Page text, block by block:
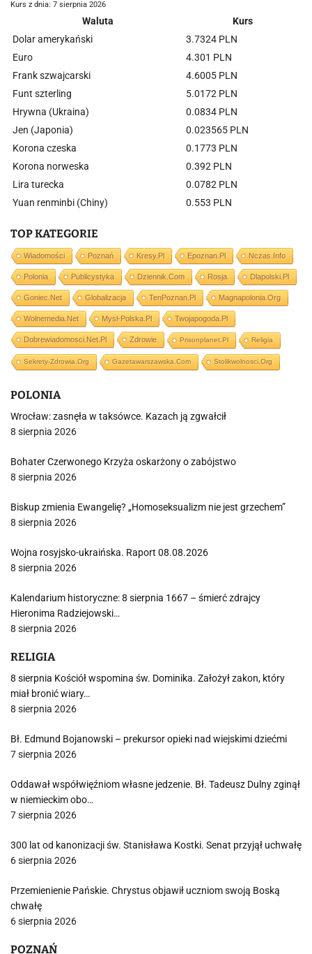
Kurs z dnia: 7 sierpnia 2026
Waluta
Kurs
Dolar amerykański
3.7324 PLN
Euro
4.301 PLN
Frank szwajcarski
4.6005 PLN
Funt szterling
5.0172 PLN
Hrywna (Ukraina)
0.0834 PLN
Jen (Japonia)
0.023565 PLN
Korona czeska
0.1773 PLN
Korona norweska
0.392 PLN
Lira turecka
0.0782 PLN
Yuan renminbi (Chiny)
0.553 PLN
TOP KATEGORIE
Wiadomości Poznań Kresy.pl Epoznan.pl Nczas.info
Polonia Publicystyka Dziennik.com Rosja Dlapolski.pl
Goniec.net Globalizacja TenPoznan.pl Magnapolonia.org
Wolnemedia.net Mysl-Polska.pl Twojapogoda.pl
Dobrewiadomosci.net.pl Zdrowie Prisonplanet.pl Religia
Sekrety-Zdrowia.org Gazetawarszawska.com Stolikwolnosci.org
POLONIA
Wrocław: zasnęła w taksówce. Kazach ją zgwałcił
8 sierpnia 2026
Bohater Czerwonego Krzyża oskarżony o zabójstwo
8 sierpnia 2026
Biskup zmienia Ewangelię? „Homoseksualizm nie jest grzechem”
8 sierpnia 2026
Wojna rosyjsko-ukraińska. Raport 08.08.2026
8 sierpnia 2026
Kalendarium historyczne: 8 sierpnia 1667 – śmierć zdrajcy
Hieronima Radziejowski…
8 sierpnia 2026
RELIGIA
8 sierpnia Kościół wspomina św. Dominika. Założył zakon, który
miał bronić wiary…
8 sierpnia 2026
Bł. Edmund Bojanowski – prekursor opieki nad wiejskimi dziećmi
7 sierpnia 2026
Oddawał współwięźniom własne jedzenie. Bł. Tadeusz Dulny zginął
w niemieckim obo…
7 sierpnia 2026
300 lat od kanonizacji św. Stanisława Kostki. Senat przyjął uchwałę
6 sierpnia 2026
Przemienienie Pańskie. Chrystus objawił uczniom swoją Boską
chwałę
6 sierpnia 2026
POZNAŃ